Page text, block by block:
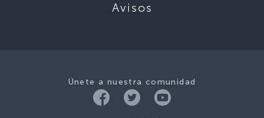
Avisos
Únete a nuestra comunidad